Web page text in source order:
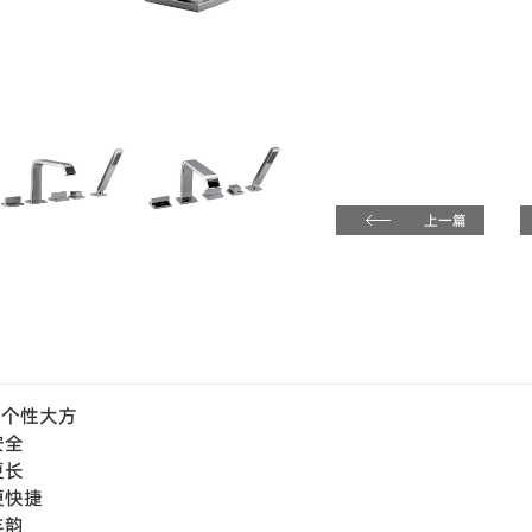
上一篇
性大方
捷